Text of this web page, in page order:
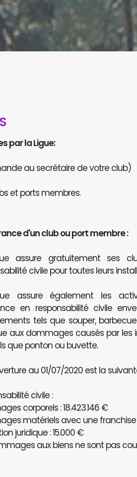
par la Ligue:
au secrétaire de votre club)
et ports membres.
d'un club ou port membre :
assure gratuitement ses
civile pour toutes leurs
assure également les
en responsabilité civile
tels que souper,
aux dommages causés par les
que ponton ou buvette.
au 01/07/2020 est la
civile :
corporels : 18.423.146 €
matériels avec une franchise
juridique : 15.000 €
aux biens ne sont pas